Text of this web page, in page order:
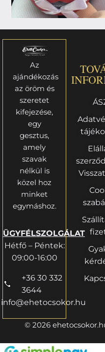
Az
ajándékozás
az öröm és
szeretet
kifejezése,
egy
gesztus,
amely
szavak
nélkül is
közel hoz
minket
egymáshoz.
ÜGYFÉLSZOLGÁLAT
Hétfő – Péntek:
09:00-16:00
+36 30 332
3644
info@ehetocsokor.hu
© 2026